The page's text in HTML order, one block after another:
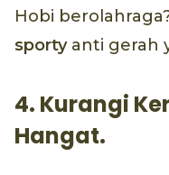
Hobi
sportyanti gerah
4. Kurangi
Hangat.